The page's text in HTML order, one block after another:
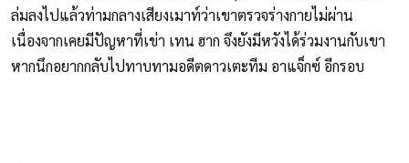
ล่มลงไปแล้วท่ามกลางเสียงเมาท์ว่าเขาตรวจร่างกายไม่ผ่าน
เนื่องจากเคยมีปัญหาที่เข่า เทน ฮาก จึงยังมีหวังได้ร่วมงานกับเขา
หากนึกอยากกลับไปทาบทามอดีตดาวเตะทีม อาแจ็กซ์ อีกรอบ